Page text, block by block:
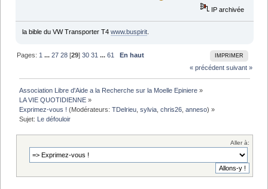
IP archivée
la bible du VW Transporter T4 www.buspirit.
IMPRIMER
Pages: 1 ...27 28 [29]30 31 ...61
En haut
« précédent suivant »
Association Libre d'Aide a la Recherche sur la Moelle Epiniere »
LA VIE QUOTIDIENNE »
Exprimez-vous ! (Modérateurs:TDelrieu ,sylvia ,chris26 ,anneso) »
Sujet: Le défouloir
Aller à: